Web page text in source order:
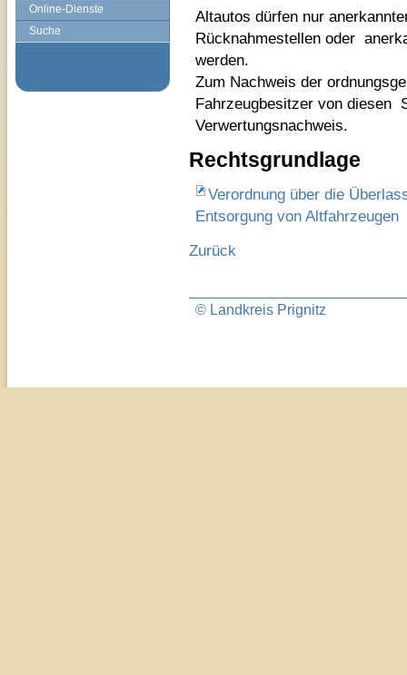
Online-Dienste
Suche
Altautos dürfen nur
Rücknahmestellen oder
werden.
Zum Nachweis der
Fahrzeugbesitzer von diesen
Verwertungsnachweis.
Rechtsgrundlage
Verordnung über die
Entsorgung von Altfahrzeugen
Zurück
© Landkreis Prignitz